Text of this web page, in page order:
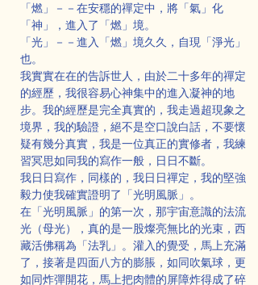
「燃」－－在安穩的禪定中，將「氣」化
「神」，進入了「燃」境。
「光」－－進入「燃」境久久，自現「淨光」
也。
我實實在在的告訴世人，由於二十多年的禪定
的經歷，我很容易心神集中的進入凝神的地
步。我的經歷是完全真實的，我走過超現象之
境界，我的驗證，絕不是空口說白話，不要懷
疑有幾分真實，我是一位真正的實修者，我練
習冥思如同我的寫作一般，日日不斷。
我日日寫作，同樣的，我日日禪定，我的堅強
毅力使我確實證明了「光明風脈」。
在「光明風脈」的第一次，那宇宙意識的法流
光（母光），真的是一股燦亮無比的光束，西
藏活佛稱為「法乳」。灌入的覺受，馬上充滿
了，接著是四面八方的膨脹，如同吹氣球，更
如同炸彈開花，馬上把肉體的屏障炸得成了碎